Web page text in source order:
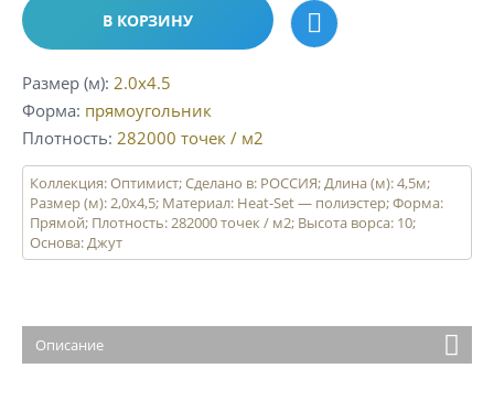
В КОРЗИНУ
Размер (м) 2.0x4.5
Форма прямоугольник
Плотность 282000 точек / м2
Коллекция: Оптимист; Сделано в: РОССИЯ; Длина (м): 4,5м;
Размер (м): 2,0х4,5; Материал: Heat-Set — полиэстер; Форма:
Прямой; Плотность: 282000 точек / м2; Высота ворса: 10;
Основа: Джут
Описание